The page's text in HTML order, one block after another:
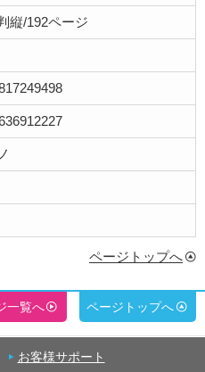
縦/192ページ
ページトップへ
一覧へ ページトップへ
お客様サポート